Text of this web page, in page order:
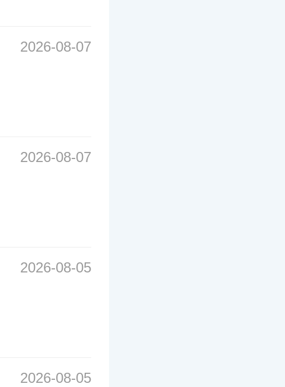
2026-08-07
2026-08-07
2026-08-05
2026-08-05